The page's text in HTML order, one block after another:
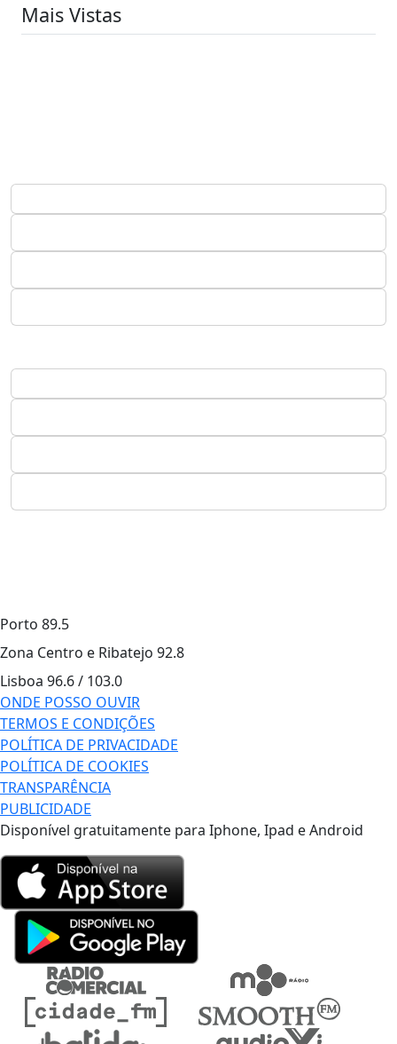
Mais Vistas
Porto 89.5
Zona Centro e Ribatejo 92.8
Lisboa 96.6 / 103.0
ONDE POSSO OUVIR
TERMOS E CONDIÇÕES
POLÍTICA DE PRIVACIDADE
POLÍTICA DE COOKIES
TRANSPARÊNCIA
PUBLICIDADE
Disponível gratuitamente para Iphone, Ipad e Android